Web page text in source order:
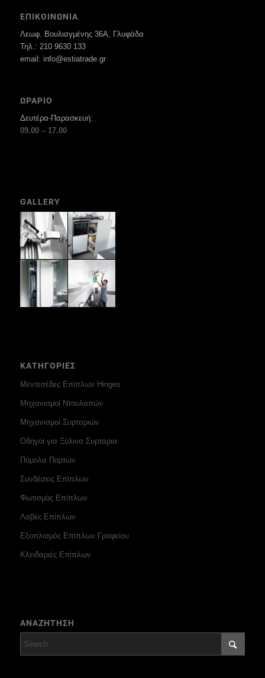
ΕΠΙΚΟΙΝΩΝΙΑ
Λεωφ. Βουλιαγμένης 36Α, Γλυφάδα
Τηλ.: 210 9630 133
email: info@estiatrade.gr
ΩΡΑΡΙΟ
Δευτέρα-Παρασκευή:
09.00 – 17.00
GALLERY
ΚΑΤΗΓΟΡΙΕΣ
Μεντεσέδες Επίπλων Hinges
Μηχανισμοί Ντουλαπών
Μηχανισμοί Συρταριών
Οδηγοί για Ξύλινα Συρτάρια
Πόμολα Πορτών
Συνδέσεις Επίπλων
Φωτισμός Επίπλων
Λαβές Επίπλων
Εξοπλισμός Επίπλων Γραφείου
Κλειδαριές Επίπλων
ΑΝΑΖΗΤΗΣΗ